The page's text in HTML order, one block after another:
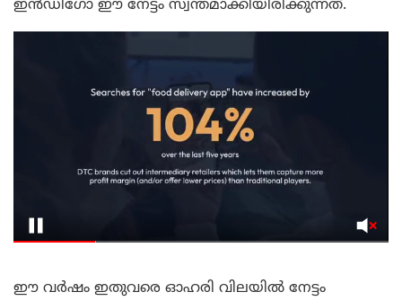
ഇൻഡിഗോ ഈ നേട്ടം സ്വന്തമാക്കിയിരിക്കുന്നത്.
ഈ വർഷം ഇതുവരെ ഓഹരി വിലയിൽ നേട്ടം